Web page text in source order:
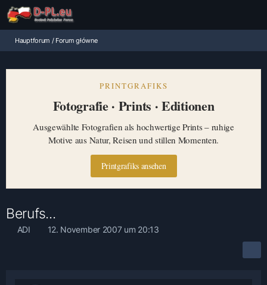
Hauptforum / Forum główne
PRINTGRAFIKS
Fotografie · Prints · Editionen
Ausgewählte Fotografien als hochwertige Prints – ruhige
Motive aus Natur, Reisen und stillen Momenten.
Printgrafiks ansehen
Berufs...
ADI 12. November 2007 um 20:13